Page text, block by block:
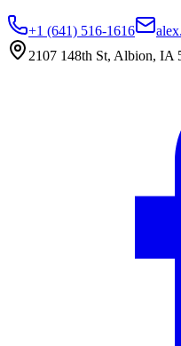
+1 (641) 516-1616
2107 148th St, Albion, IA